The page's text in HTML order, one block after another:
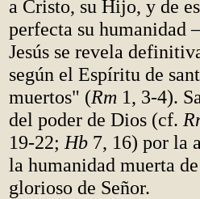
a Cristo, su Hijo, y de
perfecta su
Jesús se revela
según el Espíritu de
muertos" (Rm 1, 3-4).
del poder de Dios (cf.
19-22; Hb 7, 16) por la
la humanidad muerta
glorioso de Señor.